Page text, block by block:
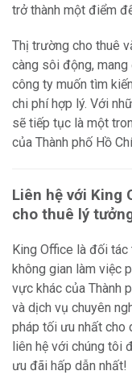
trở thành một điểm
Thị trường cho thuê
càng sôi động,
công ty muốn tìm
chi phí hợp lý. Với
sẽ tiếp tục là một
của Thành phố Hồ
Liên hệ với King
cho thuê lý
King Office là đối
không gian làm việc
vực khác của Thành
và dịch vụ chuyên
pháp tối ưu nhất cho
liên hệ với chúng tôi
ưu đãi hấp dẫn nhất!